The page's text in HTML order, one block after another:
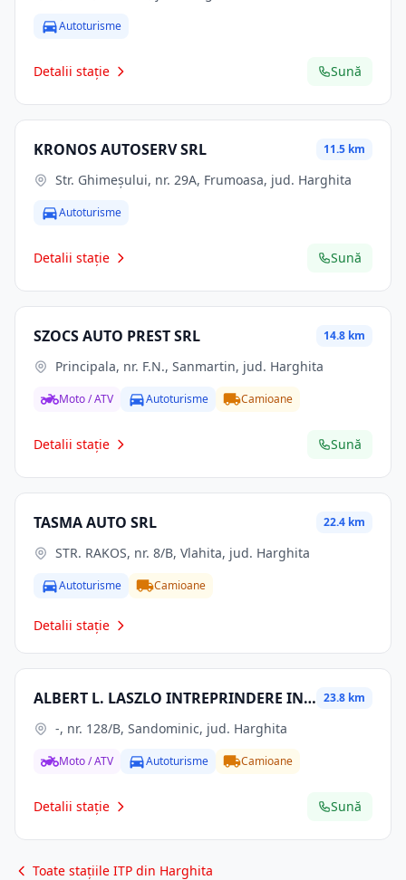
Autoturisme
Detalii stație Sună
KRONOS AUTOSERV SRL 11.5 km
Str. Ghimeşului, nr. 29A, Frumoasa, jud. Harghita
Autoturisme
Detalii stație Sună
SZOCS AUTO PREST SRL 14.8 km
Principala, nr. F.N., Sanmartin, jud. Harghita
Moto / ATV Autoturisme Camioane
Detalii stație Sună
TASMA AUTO SRL 22.4 km
STR. RAKOS, nr. 8/B, Vlahita, jud. Harghita
Autoturisme Camioane
Detalii stație
ALBERT L. LASZLO INTREPRINDERE INDIVIDUALA 23.8 km
-, nr. 128/B, Sandominic, jud. Harghita
Moto / ATV Autoturisme Camioane
Detalii stație Sună
Toate stațiile ITP din Harghita